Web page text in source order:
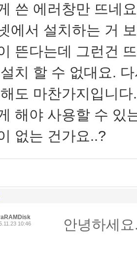
쓴 에러창만 뜨네
에서 설치하는 거
뜬다는데 그런건
치 할 수 없대요.
도 마찬가지입니다.
해야 사용할 수 있
없는 건가요..?
10:46 안녕하세